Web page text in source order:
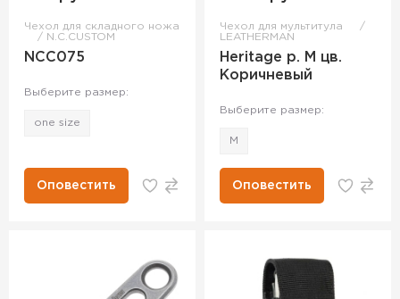
Чехол для складного ножа
N.C.CUSTOM
NCC075
Выберите размер:
one size
Оповестить
Чехол для мультитула
LEATHERMAN
Heritage р. M цв.
Коричневый
Выберите размер:
M
Оповестить